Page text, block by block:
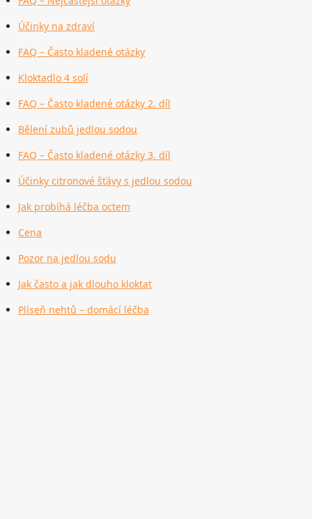
Účinky na zdraví
FAQ – Často kladené otázky
Kloktadlo 4 solí
FAQ – Často kladené otázky 2. díl
Bělení zubů jedlou sodou
FAQ – Často kladené otázky 3. díl
Účinky citronové šťávy s jedlou sodou
Jak probíhá léčba octem
Cena
Pozor na jedlou sodu
Jak často a jak dlouho kloktat
Plíseň nehtů – domácí léčba